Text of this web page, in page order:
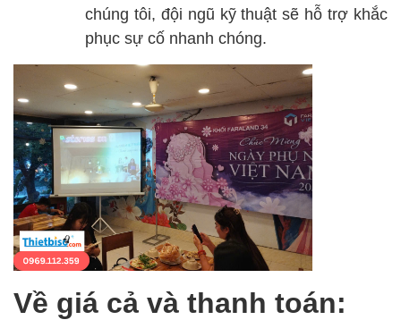
chúng tôi, đội ngũ kỹ thuật sẽ hỗ trợ khắc
phục sự cố nhanh chóng.
Về giá cả và thanh toán: